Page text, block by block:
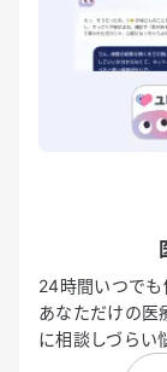
24時間いつで
あなただけの医
に相談しづらい